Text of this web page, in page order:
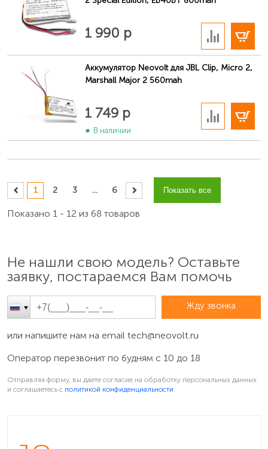
1 990 р
Аккумулятор Neovolt для JBL Clip, Micro 2,
Marshall Major 2 560mah
1 749 р
В наличии
Показать все
1 2 3 ... 6
Показано 1 - 12 из 68 товаров
Не нашли свою модель? Оставьте
заявку, постараемся Вам помочь
Жду звонка
или напишите нам на email tech@neovolt.ru
Оператор перезвонит по будням с 10 до 18
Отправляя форму, вы даете согласие на обработку персональных данных
и соглашаетесь c политикой конфиденциальности